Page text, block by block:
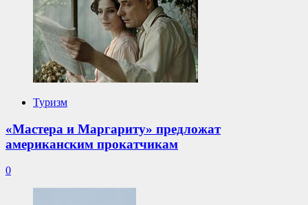
Туризм
«Мастера и Маргариту» предложат
американским прокатчикам
0